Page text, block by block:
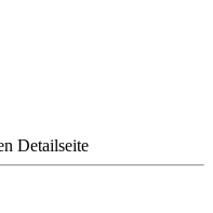
Detailseite